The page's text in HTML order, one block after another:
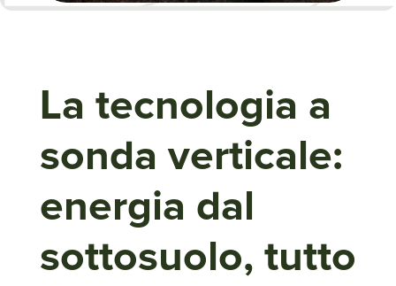
La tecnologia a
sonda verticale:
energia dal
sottosuolo, tutto